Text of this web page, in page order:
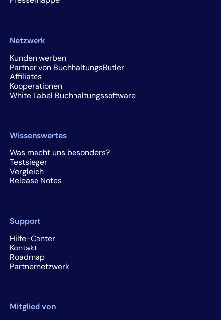
Netzwerk
Kunden werben
Partner von BuchhaltungsButler
Affiliates
Kooperationen
White Label Buchhaltungssoftware
Wissenswertes
Was macht uns besonders?
Testsieger
Vergleich
Release Notes
Support
Hilfe-Center
Kontakt
Roadmap
Partnernetzwerk
Mitglied von